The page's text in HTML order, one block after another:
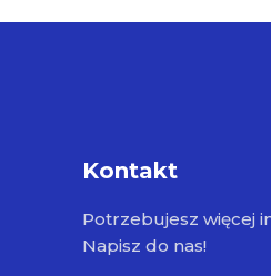
Kontakt
Potrzebujesz więcej
Napisz do nas!